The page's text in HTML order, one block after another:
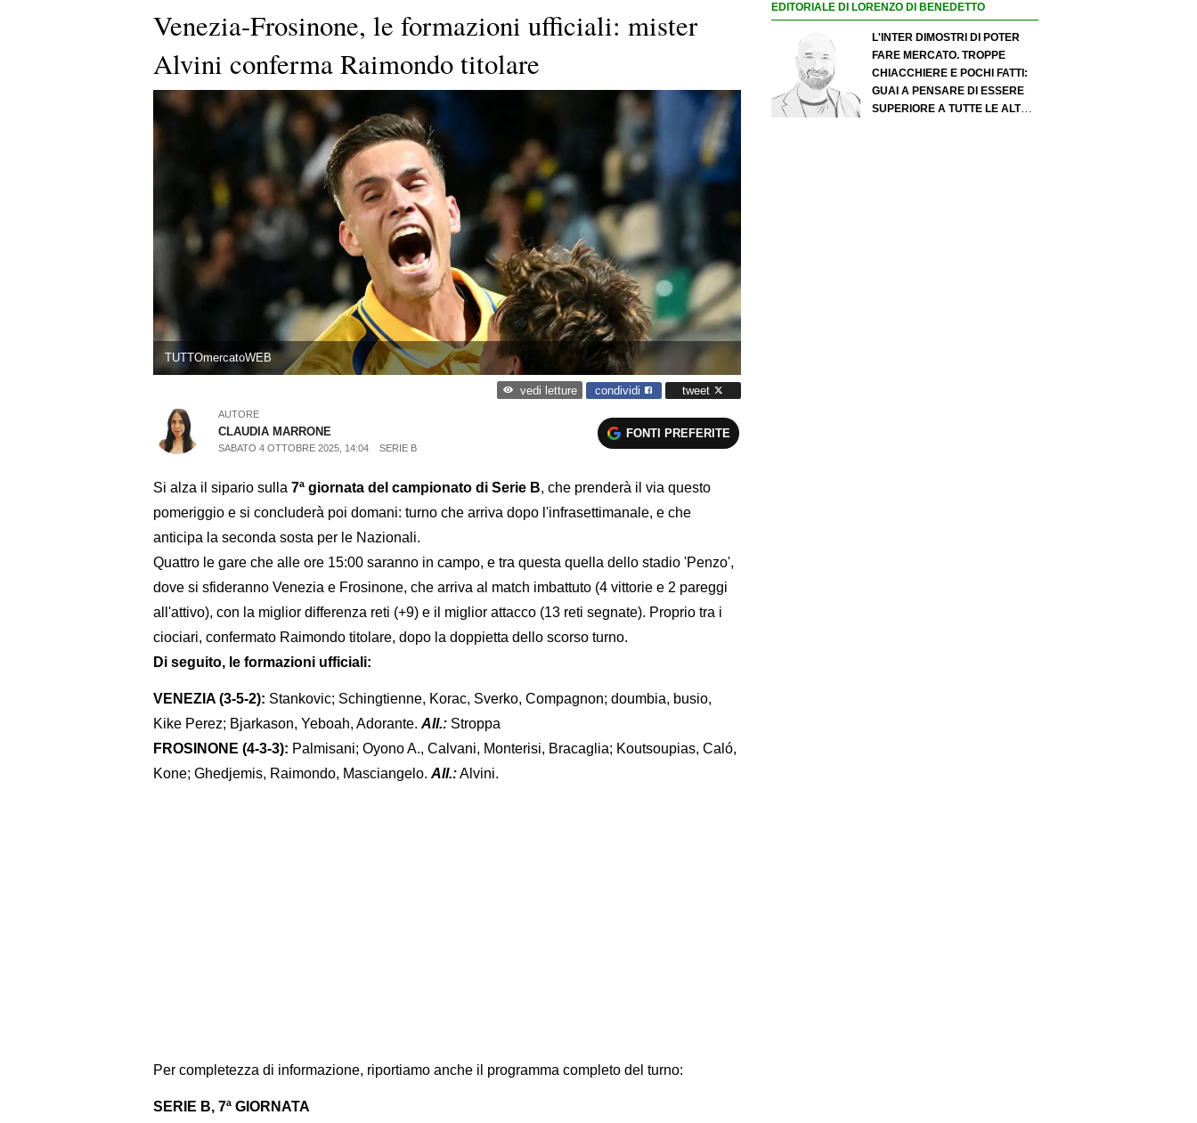
Venezia-Frosinone, le formazioni ufficiali: mister
Alvini conferma Raimondo titolare
TUTTOmercatoWEB
vedi letture condividi tweet
AUTORE
CLAUDIA MARRONE
SABATO 4 OTTOBRE 2025, 14:04 SERIE B
FONTI PREFERITE
Si alza il sipario sulla 7ª giornata del campionato di Serie B, che prenderà il via questo
pomeriggio e si concluderà poi domani: turno che arriva dopo l'infrasettimanale, e che
anticipa la seconda sosta per le Nazionali.
Quattro le gare che alle ore 15:00 saranno in campo, e tra questa quella dello stadio 'Penzo',
dove si sfideranno Venezia e Frosinone, che arriva al match imbattuto (4 vittorie e 2 pareggi
all'attivo), con la miglior differenza reti (+9) e il miglior attacco (13 reti segnate). Proprio tra i
ciociari, confermato Raimondo titolare, dopo la doppietta dello scorso turno.
Di seguito, le formazioni ufficiali:
VENEZIA (3-5-2): Stankovic; Schingtienne, Korac, Sverko, Compagnon; doumbia, busio,
Kike Perez; Bjarkason, Yeboah, Adorante. All.: Stroppa
FROSINONE (4-3-3): Palmisani; Oyono A., Calvani, Monterisi, Bracaglia; Koutsoupias, Caló,
Kone; Ghedjemis, Raimondo, Masciangelo. All.:Alvini.
Per completezza di informazione, riportiamo anche il programma completo del turno:
SERIE B, 7ª GIORNATA
EDITORIALE DI LORENZO DI BENEDETTO
L'INTER DIMOSTRI DI POTER
FARE MERCATO. TROPPE
CHIACCHIERE E POCHI FATTI:
GUAI A PENSARE DI ESSERE
SUPERIORE A TUTTE LE ALTRE